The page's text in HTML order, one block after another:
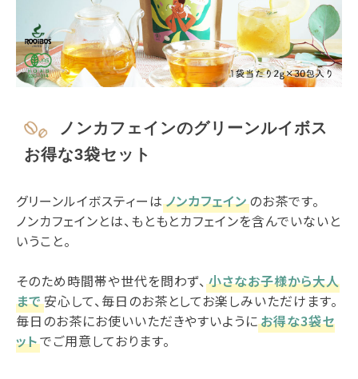
ノンカフェインのグリーンルイボス
お得な3袋セット
グリーンルイボスティーはノンカフェインのお茶です。
ノンカフェインとは、もともとカフェインを含んでいないと
いうこと。
そのため時間帯や世代を問わず、小さなお子様から大人
まで安心して、毎日のお茶としてお楽しみいただけます。
毎日のお茶にお使いいただきやすいようにお得な3袋セ
ットでご用意しております。